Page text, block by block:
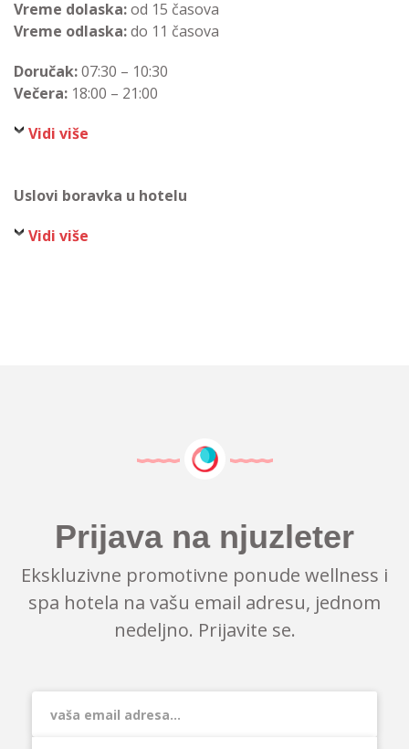
Vreme dolaska:od 15 časova
Vreme odlaska:do 11 časova
Doručak:07:30 – 10:30
Večera: 18:00 – 21:00
Vidi više
Uslovi boravka u hotelu
Vidi više
Prijava na njuzleter
Ekskluzivne promotivne ponude wellness i
spa hotela na vašu email adresu, jednom
nedeljno. Prijavite se.